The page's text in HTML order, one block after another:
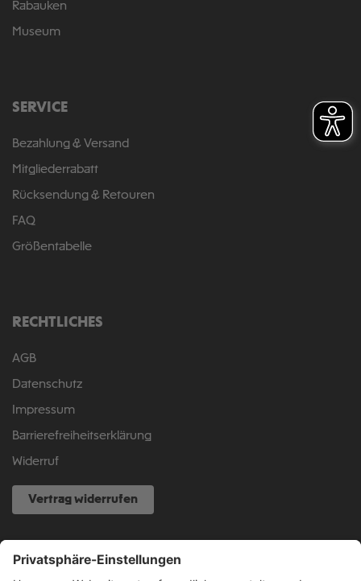
Rabauken
Museum
SERVICE
Bezahlung & Versand
Mitgliederrabatt
Rücksendung & Retouren
FAQ
Größentabelle
RECHTLICHES
AGB
Datenschutz
Impressum
Barrierefreiheitserklärung
Widerruf
Vertrag widerrufen